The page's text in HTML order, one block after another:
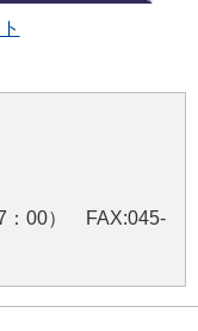
：00） FAX:045-